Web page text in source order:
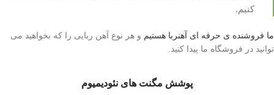
کنیم.
ما فروشنده ی حرفه ای آهنربا هستیم و هر نوع آهن ربایی را که بخواهید می
توانید در فروشگاه ما پیدا کنید.
پوشش مگنت های نئودیمیوم